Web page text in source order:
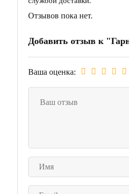
Отзывов пока нет.
Добавить отзыв к
Ваша оценка: